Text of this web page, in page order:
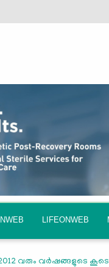
LIFEONWEB
വരും വര്‍ഷങ്ങളുടെ